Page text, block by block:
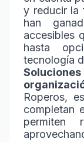
y reducir la
han
accesibles
hasta
tecnología
Roperos,
completan
permiten